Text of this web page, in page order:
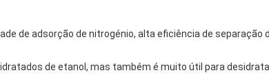
de adsorção de nitrogénio, alta eficiência de separação
de etanol, mas também é muito útil para